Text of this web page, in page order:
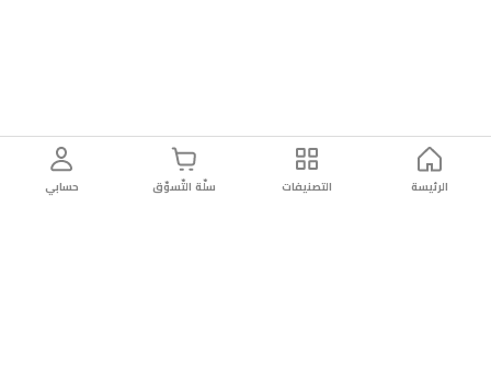
الرئيسة التصنيفات سلّة التّسوّق حسابي